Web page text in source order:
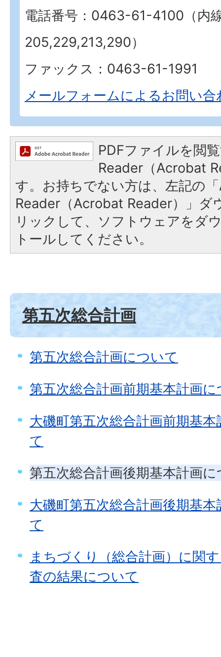
電話番号：0463-61-4100（内
205,229,213,290）
ファックス：0463-61-1991
メールフォームによるお問い合
PDFファイルを閲
Reader（Acrobat
す。お持ちでない方は、左記の
Reader（Acrobat Reader）」ダ
リックして、ソフトウェアをダ
トールしてください。
第五次総合計画
第五次総合計画について
第五次総合計画前期基本計画
大磯町第五次総合計画前期基
て
第五次総合計画後期基本計画
大磯町第五次総合計画後期基
て
まちづくり（総合計画）に関
査の結果について